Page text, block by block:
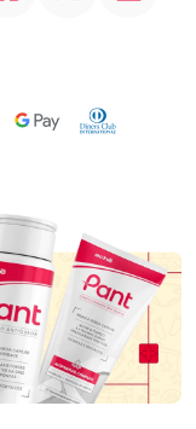
Google PayDiners Club